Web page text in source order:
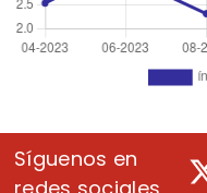
Síguenos en